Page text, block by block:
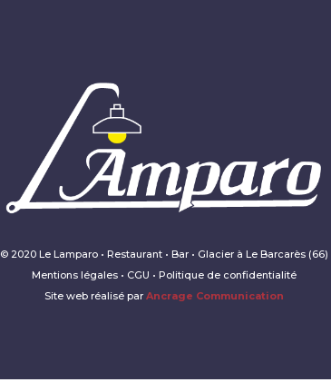
© 2020 Le Lamparo • Restaurant • Bar • Glacier à Le Barcarès (66)
Mentions légales • CGU • Politique de confidentialité
Site web réalisé par Ancrage Communication